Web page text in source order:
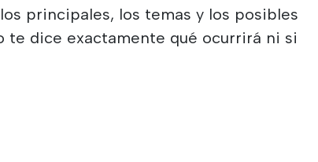
principales, los temas y los posibles
te dice exactamente qué ocurrirá ni si